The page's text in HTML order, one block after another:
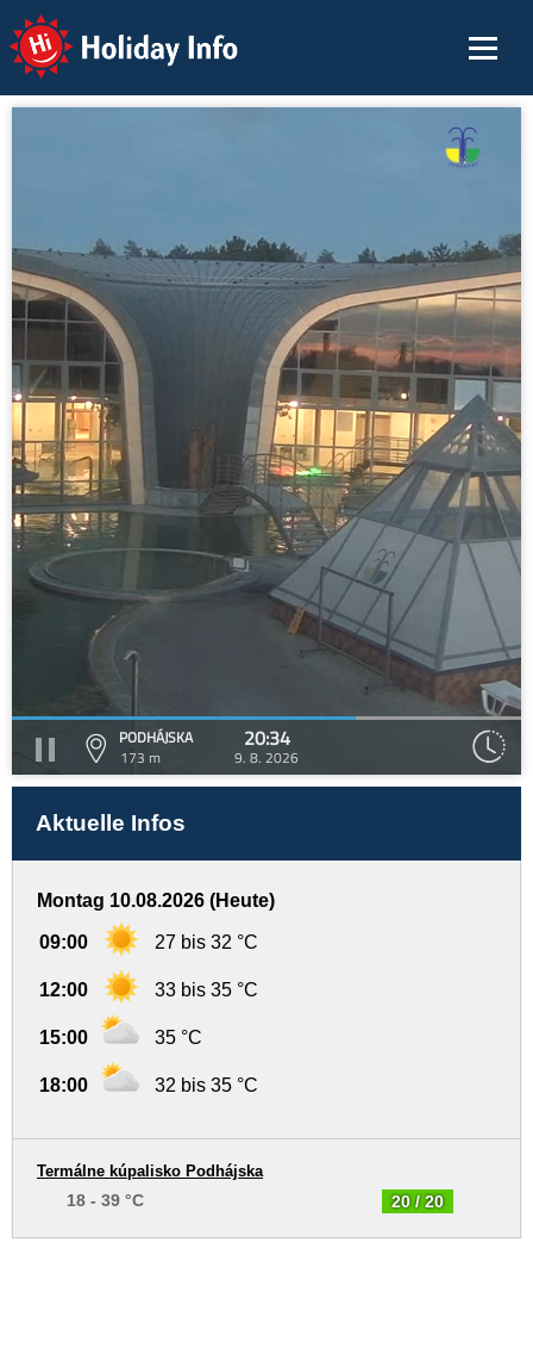
Holiday Info
PODHÁJSKA
173 m
20:34
9. 8. 2026
Aktuelle Infos
Montag 10.08.2026 (Heute)
09:00 27 bis 32 °C
12:00 33 bis 35 °C
15:00 35 °C
18:00 32 bis 35 °C
20 / 20
Termálne kúpalisko Podhájska
18 - 39 °C